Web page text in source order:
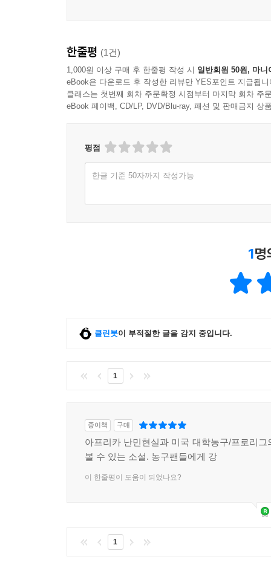
한줄평 (1건)
1,000원 이상 구매 후 한줄평 작성 시 일반회원 50원, 마니
eBook은 다운로드 후 작성한 리뷰만 YES포인트 지급됩니
클래스는 첫번째 회차 주문확정 시점부터 마지막 회차 주
eBook 페이백, CD/LP, DVD/Blu-ray, 패션 및 판매금지 상
평점
한글 기준 50자까지 작성가능
1명
클린봇이 부적절한 글을 감지 중입니다.
1
종이책 구매
아프리카 난민현실과 미국 대학농구/프로리그
볼 수 있는 소설. 농구팬들에게 강
이 한줄평이 도움이 되었나요?
1